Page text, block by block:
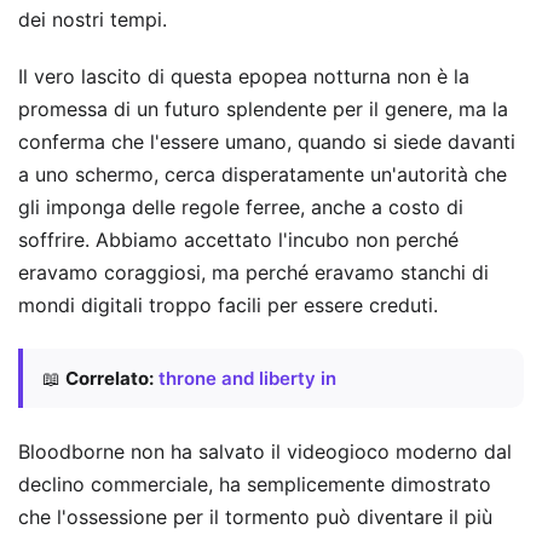
dei nostri tempi.
Il vero lascito di questa epopea notturna non è la
promessa di un futuro splendente per il genere, ma la
conferma che l'essere umano, quando si siede davanti
a uno schermo, cerca disperatamente un'autorità che
gli imponga delle regole ferree, anche a costo di
soffrire. Abbiamo accettato l'incubo non perché
eravamo coraggiosi, ma perché eravamo stanchi di
mondi digitali troppo facili per essere creduti.
📖 Correlato: throne and liberty in
Bloodborne non ha salvato il videogioco moderno dal
declino commerciale, ha semplicemente dimostrato
che l'ossessione per il tormento può diventare il più